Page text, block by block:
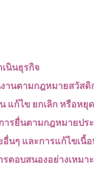
นินธุรกิจ
านตามกฎหมายสวัส
แก้ไข ยกเลิก หรือหยุ
ารยื่นตามกฎหมายปร
นๆ และการแก้ไขเนื้
รตอบสนองอย่างเห